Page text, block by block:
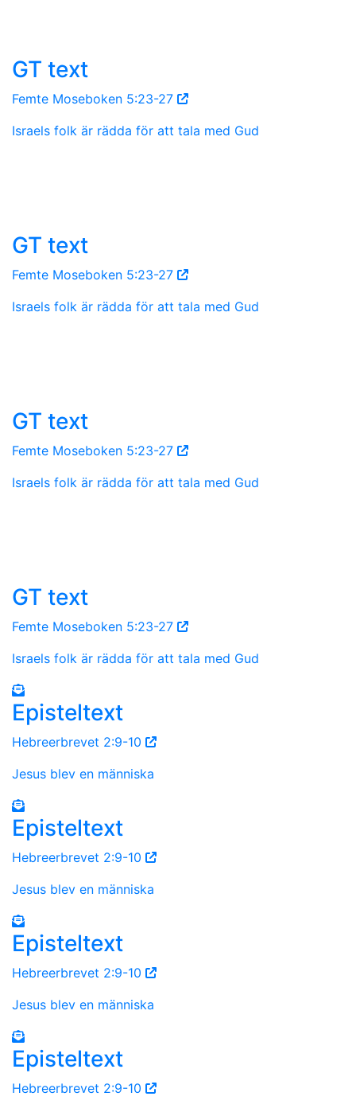
GT text
Femte Moseboken 5:23-27
Israels folk är rädda för att tala med Gud
GT text
Femte Moseboken 5:23-27
Israels folk är rädda för att tala med Gud
GT text
Femte Moseboken 5:23-27
Israels folk är rädda för att tala med Gud
GT text
Femte Moseboken 5:23-27
Israels folk är rädda för att tala med Gud
Episteltext
Hebreerbrevet 2:9-10
Jesus blev en människa
Episteltext
Hebreerbrevet 2:9-10
Jesus blev en människa
Episteltext
Hebreerbrevet 2:9-10
Jesus blev en människa
Episteltext
Hebreerbrevet 2:9-10